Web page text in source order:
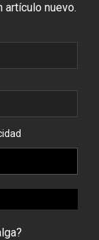
artículo nuevo.